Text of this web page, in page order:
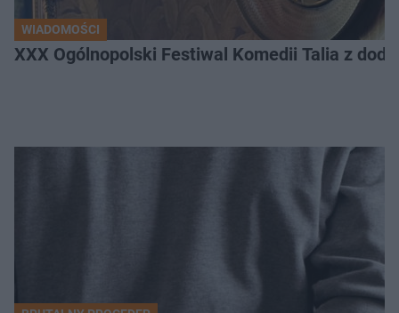
WIADOMOŚCI
XXX Ogólnopolski Festiwal Komedii Talia z